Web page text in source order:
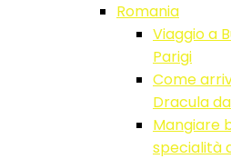
Romania
Viaggio a
Parigi
Come
Dracula
Mangiare
specialità